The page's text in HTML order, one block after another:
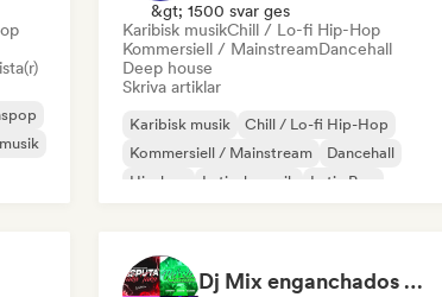
&gt; 1500 svar ges
Karibisk musikChill / Lo-fi Hip-Hop
Kommersiell / MainstreamDancehall
Deep house
Skriva artiklar
Karibisk musik
Chill / Lo-fi Hip-Hop
Kommersiell / Mainstream
Dancehall
Hip-hop
Latinsk musik
Latin Pop
Dj Mix enganchados 😎 Exitos 2026🔥🔥🫦